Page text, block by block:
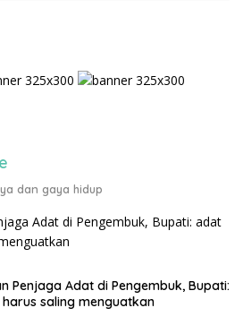
dan gaya hidup
Penjaga Adat di Pengembuk, Bupati:
saling menguatkan